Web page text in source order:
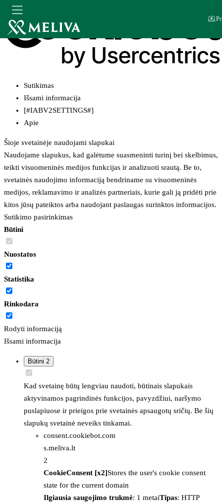
Sutikimas
Išsami informacija
[#IABV2SETTINGS#]
Apie
Šioje svetainėje naudojami slapukai
Naudojame slapukus, kad galėtume suasmeninti turinį bei skelbimus,
teikti visuomeninės medijos funkcijas ir analizuoti srautą. Be to,
svetainės naudojimo informaciją bendriname su visuomeninės
medijos, reklamavimo ir analizės partneriais, kurie gali ją pridėti prie
kitos jūsų pateiktos arba naudojant paslaugas surinktos informacijos.
Sutikimo pasirinkimas
Būtini
Nuostatos
Statistika
Rinkodara
Rodyti informaciją
Išsami informacija
Būtini 2
Kad svetainę būtų lengviau naudoti, būtinais slapukais
aktyvinamos pagrindinės funkcijos, pavyzdžiui, naršymo
puslapiuose ir prieigos prie svetainės apsaugotų sričių. Be šių
slapukų svetainė neveiks tinkamai.
consent.cookiebot.com
s.meliva.lt
2
CookieConsent [x2]Stores the user's cookie consent
state for the current domain
Ilgiausia saugojimo trukmė: 1 metaiTipas: HTTP